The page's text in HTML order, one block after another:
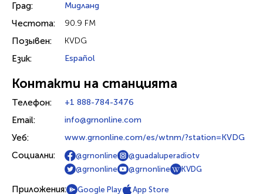
Град: Мидланд
Честота: 90.9 FM
Позывен: KVDG
Език: Español
Контакти на станцията
Телефон: +1 888-784-3476
Email: info@grnonline.com
Уеб: www.grnonline.com/es/wtnm/?station=KVDG
Социални: @grnonline
@guadaluperadiotv
@grnonline
@grnonline KVDG
Приложения: Google Play App Store